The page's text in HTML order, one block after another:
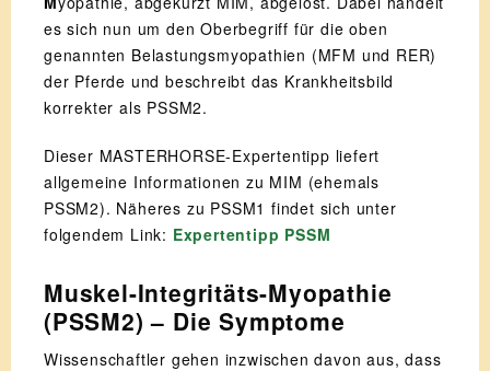
es sich nun um den Oberbegriff für die oben
genannten Belastungsmyopathien (MFM und RER)
der Pferde und beschreibt das Krankheitsbild
korrekter als PSSM2.
Dieser MASTERHORSE-Expertentipp liefert
allgemeine Informationen zu MIM (ehemals
PSSM2). Näheres zu PSSM1 findet sich unter
folgendem Link: Expertentipp PSSM
Muskel-Integritäts-Myopathie
(PSSM2) – Die Symptome
Wissenschaftler gehen inzwischen davon aus, dass